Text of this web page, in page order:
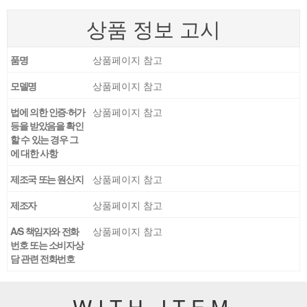
상품 정보 고시
품명
상품페이지 참고
모델명
상품페이지 참고
법에 의한 인증·허가
등을 받았음을 확인
할 수 있는 경우 그
에 대한 사항
상품페이지 참고
제조국 또는 원산지
상품페이지 참고
제조자
상품페이지 참고
A/S 책임자와 전화
번호 또는 소비자상
담 관련 전화번호
상품페이지 참고